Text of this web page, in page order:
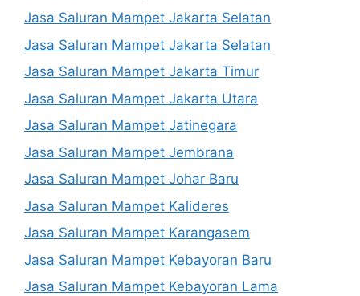
Jasa Saluran Mampet Jakarta Selatan
Jasa Saluran Mampet Jakarta Selatan
Jasa Saluran Mampet Jakarta Timur
Jasa Saluran Mampet Jakarta Utara
Jasa Saluran Mampet Jatinegara
Jasa Saluran Mampet Jembrana
Jasa Saluran Mampet Johar Baru
Jasa Saluran Mampet Kalideres
Jasa Saluran Mampet Karangasem
Jasa Saluran Mampet Kebayoran Baru
Jasa Saluran Mampet Kebayoran Lama